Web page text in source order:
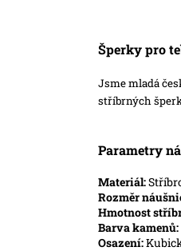
Šperky pro
Jsme mladá
stříbrných
Parametry
Materiál:
Rozměr
Hmotnost
Barva kamenů:
Osazení: